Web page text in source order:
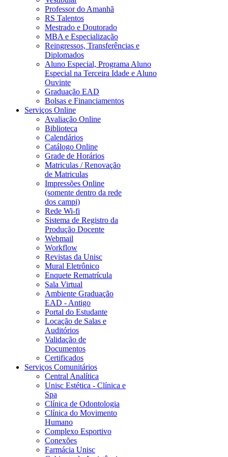
Professor do Amanhã
RS Talentos
Mestrado e Doutorado
MBA e Especialização
Reingressos, Transferências e
Diplomados
Aluno Especial, Programa Aluno
Especial na Terceira Idade e Aluno
Ouvinte
Graduação EAD
Bolsas e Financiamentos
Serviços Online
Avaliação Online
Biblioteca
Calendários
Catálogo Online
Grade de Horários
Matriculas / Renovação
de Matriculas
Impressões Online
(somente dentro da rede
dos campi)
Rede Wi-fi
Sistema de Registro da
Produção Docente
Webmail
Workflow
Revistas da Unisc
Mural Eletrônico
Enquete Rematrícula
Sala Virtual
Ambiente Graduação
EAD - Antigo
Portal do Estudante
Locação de Salas e
Auditórios
Validação de
Documentos
Certificados
Serviços Comunitários
Central Analítica
Unisc Estética - Clínica e
Spa
Clínica de Odontologia
Clínica do Movimento
Humano
Complexo Esportivo
Conexões
Farmácia Unisc